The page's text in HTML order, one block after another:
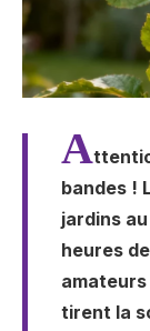
A
bandes !
jardins
heures
tirent la